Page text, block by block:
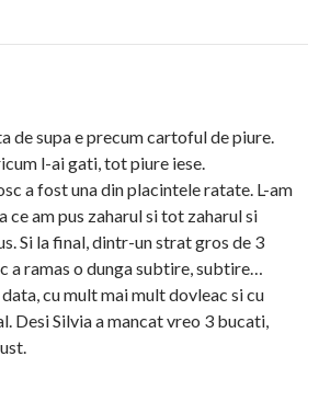
de supa e precum cartoful de piure.
l-ai gati, tot piure iese.
a fost una din placintele ratate. L-am
ce am pus zaharul si tot zaharul si
Si la final, dintr-un strat gros de 3
a ramas o dunga subtire, subtire…
cu mult mai mult dovleac si cu
Desi Silvia a mancat vreo 3 bucati,